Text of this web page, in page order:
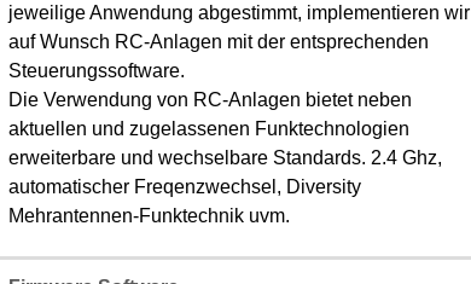
jeweilige Anwendung abgestimmt, implementieren wir
auf Wunsch RC-Anlagen mit der entsprechenden
Steuerungssoftware.
Die Verwendung von RC-Anlagen bietet neben
aktuellen und zugelassenen Funktechnologien
erweiterbare und wechselbare Standards. 2.4 Ghz,
automatischer Freqenzwechsel, Diversity
Mehrantennen-Funktechnik uvm.